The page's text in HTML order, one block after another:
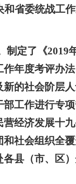
和省委统战工
制定了 《2019
年度考评办
新的社会阶层
部工作进行专项
经济发展十
社会组织全
县（市、区